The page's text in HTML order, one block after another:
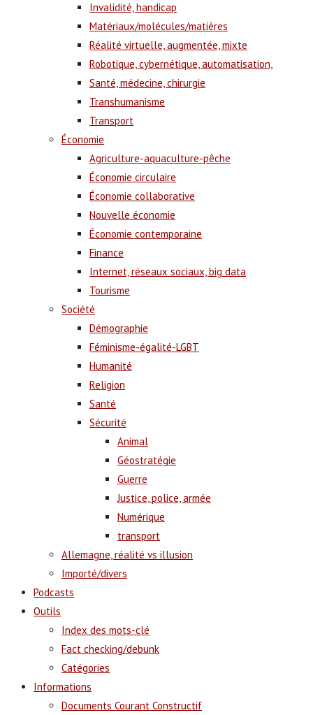
Invalidité, handicap
Matériaux/molécules/matières
Réalité virtuelle, augmentée, mixte
Robotique, cybernétique, automatisation,
Santé, médecine, chirurgie
Transhumanisme
Transport
Économie
Agriculture-aquaculture-pêche
Économie circulaire
Économie collaborative
Nouvelle économie
Économie contemporaine
Finance
Internet, réseaux sociaux, big data
Tourisme
Société
Démographie
Féminisme-égalité-LGBT
Humanité
Religion
Santé
Sécurité
Animal
Géostratégie
Guerre
Justice, police, armée
Numérique
transport
Allemagne, réalité vs illusion
Importé/divers
Podcasts
Outils
Index des mots-clé
Fact checking/debunk
Catégories
Informations
Documents Courant Constructif